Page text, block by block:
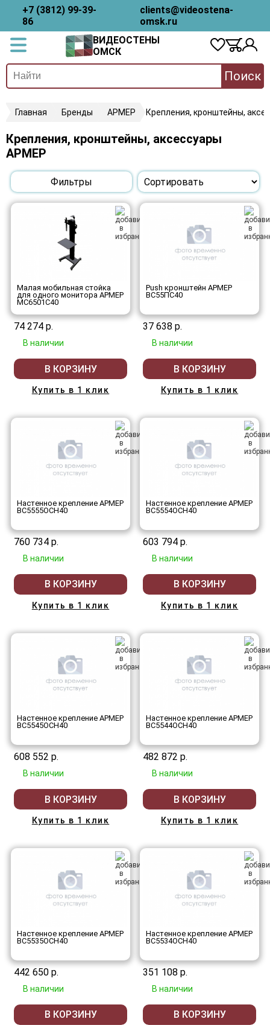
+7 (3812) 99-39-
86
clients@videostena-
omsk.ru
ВИДЕОСТЕНЫ
ОМСК
Поиск
Главная Бренды АРМЕР Крепления, кронштейны,
Крепления, кронштейны, аксессуары
АРМЕР
Фильтры
Малая мобильная стойка
для одного монитора АРМЕР
МС6501С40
74 274 р.
В наличии
В КОРЗИНУ
Купить в 1 клик
Push кронштейн АРМЕР
ВС55ПС40
37 638 р.
В наличии
В КОРЗИНУ
Купить в 1 клик
Настенное крепление АРМЕР
ВС5555ОСН40
760 734 р.
В наличии
В КОРЗИНУ
Купить в 1 клик
Настенное крепление АРМЕР
ВС5554ОСН40
603 794 р.
В наличии
В КОРЗИНУ
Купить в 1 клик
Настенное крепление АРМЕР
ВС5545ОСН40
608 552 р.
В наличии
В КОРЗИНУ
Купить в 1 клик
Настенное крепление АРМЕР
ВС5544ОСН40
482 872 р.
В наличии
В КОРЗИНУ
Купить в 1 клик
Настенное крепление АРМЕР
ВС5535ОСН40
442 650 р.
В наличии
В КОРЗИНУ
Настенное крепление АРМЕР
ВС5534ОСН40
351 108 р.
В наличии
В КОРЗИНУ